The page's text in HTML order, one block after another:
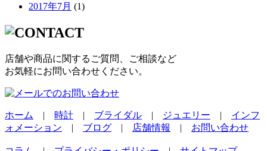
2017年7月 (1)
店舗や商品に関するご質問、ご相談など
お気軽にお問い合わせください。
ホーム | 時計 | ブライダル | ジュエリー | インフ
ォメーション | ブログ | 店舗情報 | お問い合わせ